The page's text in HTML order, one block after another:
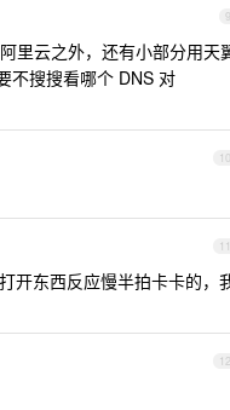
9
里云之外，还有小部分用天
不搜搜看哪个 DNS 对
10
11
开东西反应慢半拍卡卡的，
12